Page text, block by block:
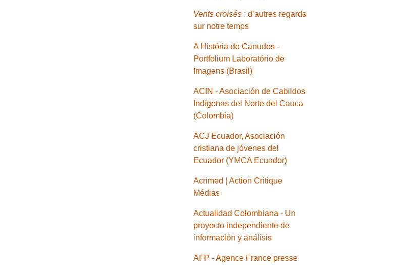
Vents croisés : d’autres regards
sur notre temps
A História de Canudos -
Portfolium Laboratório de
Imagens (Brasil)
ACIN - Asociación de Cabildos
Indígenas del Norte del Cauca
(Colombia)
ACJ Ecuador, Asociación
cristiana de jóvenes del
Ecuador (YMCA Ecuador)
Acrimed | Action Critique
Médias
Actualidad Colombiana - Un
proyecto independiente de
información y análisis
AFP - Agence France presse